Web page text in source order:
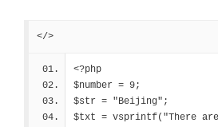
</>
<?php
$number = 9;
$str = "Beijing";
$txt = vsprintf("There